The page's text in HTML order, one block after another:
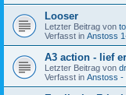
Looser
Letzter Beitrag von
Verfasst in Anstoss
A3 action - lief
Letzter Beitrag von
Verfasst in Anstoss -